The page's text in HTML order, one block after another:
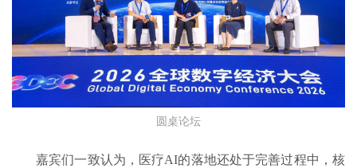
圆桌论坛
嘉宾们一致认为，医疗AI的落地还处于完善过程中，核